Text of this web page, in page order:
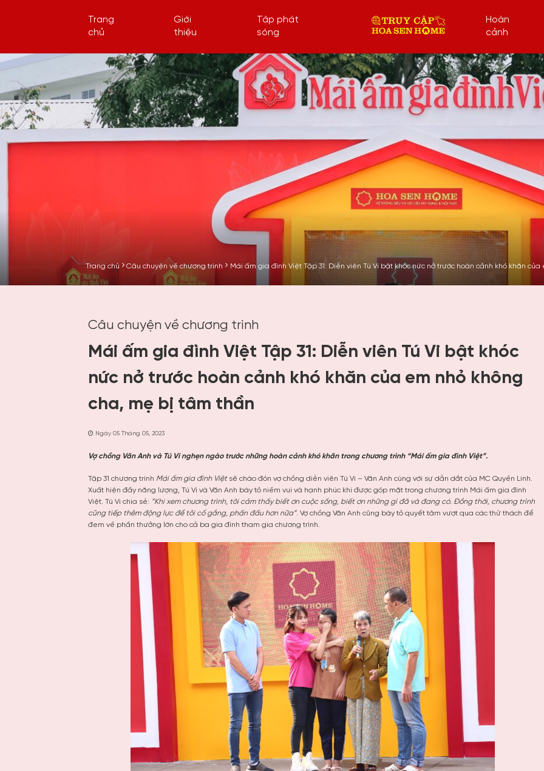
Trang
chủ
Giới
thiệu
Tập phát
sóng
Hoàn
cảnh
Trang chủ Câu chuyện về chương trình Mái ấm gia đình Việt Tập 31: Diễn viên Tú Vi bật khóc nức nở trước hoàn cảnh khó khăn
Câu chuyện về chương trình
Mái ấm gia đình Việt Tập 31: Diễn viên Tú Vi bật khóc
nức nở trước hoàn cảnh khó khăn của em nhỏ không
cha, mẹ bị tâm thần
Ngày 05 Tháng 05, 2023
Vợ chồng Văn Anh và Tú Vi nghẹn ngào trước những hoàn cảnh khó khăn trong chương trình “Mái ấm gia đình Việt”.
Tập 31 chương trình Mái ấm gia đình Việtsẽ chào đón vợ chồng diễn viên Tú Vi – Văn Anh cùng với sự dẫn dắt của MC Quyền Linh.
Xuất hiện đầy năng lượng, Tú Vi và Văn Anh bày tỏ niềm vui và hạnh phúc khi được góp mặt trong chương trình Mái ấm gia đình
Việt. Tú Vi chia sẻ: “Khi xem chương trình, tôi cảm thấy biết ơn cuộc sống, biết ơn những gì đã và đang có. Đồng thời, chương trình
cũng tiếp thêm động lực để tôi cố gắng, phấn đấu hơn nữa”. Vợ chồng Văn Anh cũng bày tỏ quyết tâm vượt qua các thử thách để
đem về phần thưởng lớn cho cả ba gia đình tham gia chương trình.